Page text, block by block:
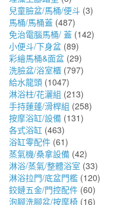
兒童臉盆/馬桶/便斗 (3)
馬桶/馬桶蓋 (487)
免治電腦馬桶/ 蓋 (142)
小便斗/下身盆 (89)
彩繪馬桶&面盆 (29)
洗臉盆/浴室櫃 (797)
給水龍頭 (1047)
淋浴柱/花灑組 (213)
手持蓮蓬/滑桿組 (258)
按摩浴缸/設備 (131)
各式浴缸 (463)
浴缸零配件 (61)
蒸氣機/桑拿設備 (42)
淋浴/蒸氣/整體浴室 (33)
淋浴拉門/底盆門檻 (120)
鉸鏈五金/門控配件 (60)
泡腳洗腳盆/按摩椅 (16)